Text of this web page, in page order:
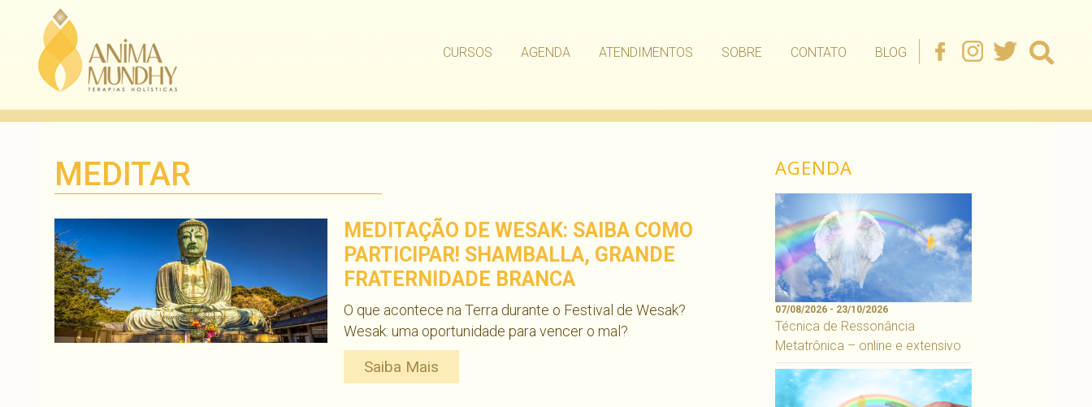
CURSOS AGENDA ATENDIMENTOS SOBRE CONTATO BLOG
MEDITAR
MEDITAÇÃO DE WESAK: SAIBA COMO
PARTICIPAR! SHAMBALLA, GRANDE
FRATERNIDADE BRANCA
O que acontece na Terra durante o Festival de Wesak?
Wesak: uma oportunidade para vencer o mal?
Saiba Mais
AGENDA
07/08/2026 - 23/10/2026
Técnica de Ressonância
Metatrônica – online e extensivo